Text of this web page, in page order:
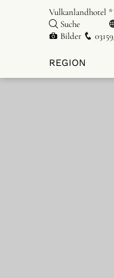
Vulkanlandhotel
Suche
Bilder
REGION